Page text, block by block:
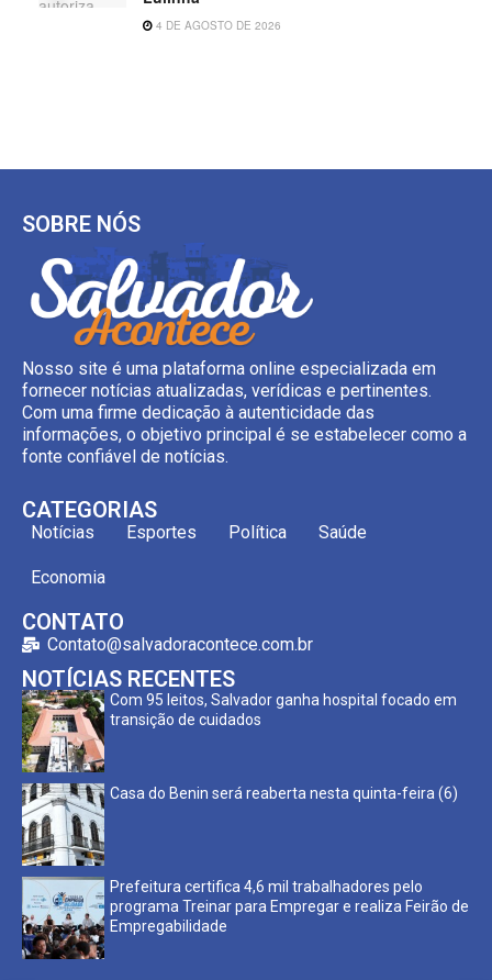
4 DE AGOSTO DE 2026
SOBRE NÓS
Nosso site é uma plataforma online especializada em
fornecer notícias atualizadas, verídicas e pertinentes.
Com uma firme dedicação à autenticidade das
informações, o objetivo principal é se estabelecer como a
fonte confiável de notícias.
CATEGORIAS
Notícias Esportes Política Saúde
Economia
CONTATO
Contato@salvadoracontece.com.br
NOTÍCIAS RECENTES
Com 95 leitos, Salvador ganha hospital focado em
transição de cuidados
Casa do Benin será reaberta nesta quinta-feira (6)
Prefeitura certifica 4,6 mil trabalhadores pelo
programa Treinar para Empregar e realiza Feirão de
Empregabilidade